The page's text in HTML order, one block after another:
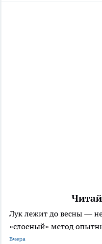
Лук лежит до весны — не
«слоеный» метод
Вчера